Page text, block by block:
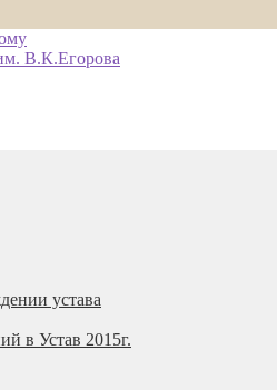
устава
в Устав 2015г.